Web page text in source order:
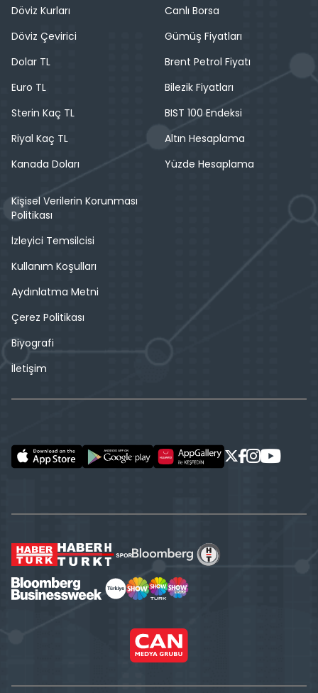
Döviz Kurları
Döviz Çevirici
Dolar TL
Euro TL
Sterin Kaç TL
Riyal Kaç TL
Kanada Doları
Canlı Borsa
Gümüş Fiyatları
Brent Petrol Fiyatı
Bilezik Fiyatları
BIST 100 Endeksi
Altın Hesaplama
Yüzde Hesaplama
Kişisel Verilerin Korunması
Politikası
İzleyici Temsilcisi
Kullanım Koşulları
Aydınlatma Metni
Çerez Politikası
Biyografi
İletişim